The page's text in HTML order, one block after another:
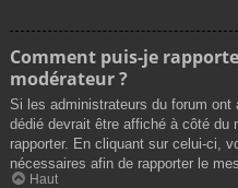
Comment puis-je
modérateur ?
Si les administrateurs du forum
dédié devrait être affiché à côté du
rapporter. En cliquant sur celui-ci,
nécessaires afin de rapporter le
Haut